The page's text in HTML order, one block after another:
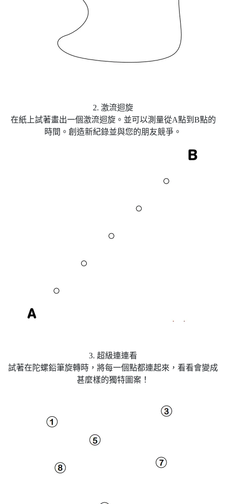
2. 激流迴旋
在紙上試著畫出一個激流迴旋。並可以測量從A點到B點的
時間。創造新紀錄並與您的朋友競爭。
3. 超級連連看
試著在陀螺鉛筆旋轉時，將每一個點都連起來，看看會變成
甚麼樣的獨特圖案！